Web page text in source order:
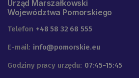
Urząd Marszałkowski
Województwa Pomorskiego
Telefon +48 58 32 68 555
E-mail: info@pomorskie.eu
Godziny pracy urzędu: 07:45-15:45